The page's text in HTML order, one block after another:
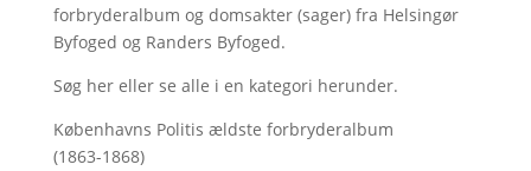
forbryderalbum og domsakter (sager) fra Helsingør
Byfoged og Randers Byfoged.
Søg hereller se alle i en kategori herunder.
Københavns Politis ældste forbryderalbum
(1863-1868)